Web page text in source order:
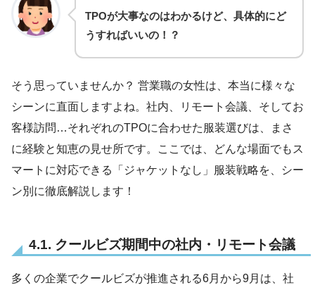
TPOが大事なのはわかるけど、具体的にど
うすればいいの！？
そう思っていませんか？ 営業職の女性は、本当に様々な
シーンに直面しますよね。社内、リモート会議、そしてお
客様訪問…それぞれのTPOに合わせた服装選びは、まさ
に経験と知恵の見せ所です。ここでは、どんな場面でもス
マートに対応できる「ジャケットなし」服装戦略を、シー
ン別に徹底解説します！
4.1. クールビズ期間中の社内・リモート会議
多くの企業でクールビズが推進される6月から9月は、社